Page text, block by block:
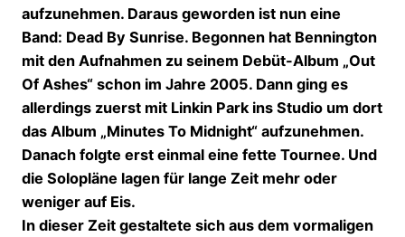
aufzunehmen. Daraus geworden ist nun eine
Band: Dead By Sunrise. Begonnen hat Bennington
mit den Aufnahmen zu seinem Debüt-Album „Out
Of Ashes“ schon im Jahre 2005. Dann ging es
allerdings zuerst mit Linkin Park ins Studio um dort
das Album „Minutes To Midnight“ aufzunehmen.
Danach folgte erst einmal eine fette Tournee. Und
die Solopläne lagen für lange Zeit mehr oder
weniger auf Eis.
In dieser Zeit gestaltete sich aus dem vormaligen